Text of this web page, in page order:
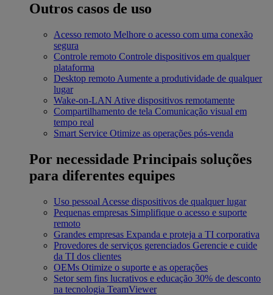
Outros casos de uso
Acesso remoto Melhore o acesso com uma conexão
segura
Controle remoto Controle dispositivos em qualquer
plataforma
Desktop remoto Aumente a produtividade de qualquer
lugar
Wake-on-LAN Ative dispositivos remotamente
Compartilhamento de tela Comunicação visual em
tempo real
Smart Service Otimize as operações pós-venda
Por necessidade Principais soluções
para diferentes equipes
Uso pessoal Acesse dispositivos de qualquer lugar
Pequenas empresas Simplifique o acesso e suporte
remoto
Grandes empresas Expanda e proteja a TI corporativa
Provedores de serviços gerenciados Gerencie e cuide
da TI dos clientes
OEMs Otimize o suporte e as operações
Setor sem fins lucrativos e educação 30% de desconto
na tecnologia TeamViewer